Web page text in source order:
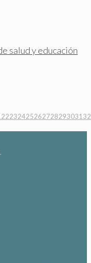
salud y educación
22232425262728293031 32